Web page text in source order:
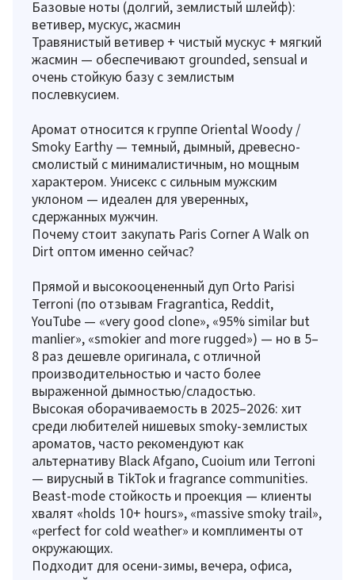
Базовые ноты (долгий, землистый шлейф):
ветивер, мускус, жасмин
Травянистый ветивер + чистый мускус + мягкий
жасмин — обеспечивают grounded, sensual и
очень стойкую базу с землистым
послевкусием.
Аромат относится к группе Oriental Woody /
Smoky Earthy — темный, дымный, древесно-
смолистый с минималистичным, но мощным
характером. Унисекс с сильным мужским
уклоном — идеален для уверенных,
сдержанных мужчин.
Почему стоит закупать Paris Corner A Walk on
Dirt оптом именно сейчас?
Прямой и высокооцененный дуп Orto Parisi
Terroni (по отзывам Fragrantica, Reddit,
YouTube — «very good clone», «95% similar but
manlier», «smokier and more rugged») — но в 5–
8 раз дешевле оригинала, с отличной
производительностью и часто более
выраженной дымностью/сладостью.
Высокая оборачиваемость в 2025–2026: хит
среди любителей нишевых smoky-землистых
ароматов, часто рекомендуют как
альтернативу Black Afgano, Cuoium или Terroni
— вирусный в TikTok и fragrance communities.
Beast-mode стойкость и проекция — клиенты
хвалят «holds 10+ hours», «massive smoky trail»,
«perfect for cold weather» и комплименты от
окружающих.
Подходит для осени-зимы, вечера, офиса,